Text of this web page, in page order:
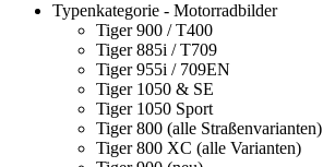
Typenkategorie - Motorradbilder
Tiger 900 / T400
Tiger 885i / T709
Tiger 955i / 709EN
Tiger 1050 & SE
Tiger 1050 Sport
Tiger 800 (alle Straßenvarianten)
Tiger 800 XC (alle Varianten)